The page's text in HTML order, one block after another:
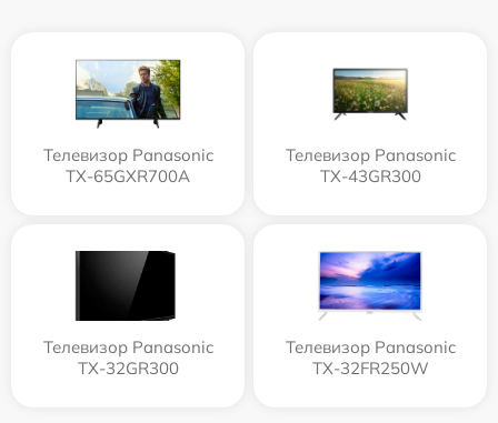
Телевизор Panasonic
TX-65GXR700A
Телевизор Panasonic
TX-43GR300
Телевизор Panasonic
TX-32GR300
Телевизор Panasonic
TX-32FR250W